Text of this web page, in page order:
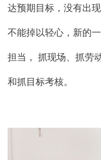
达预期目标，没有出
不能掉以轻心，新的
担当， 抓现场、抓劳
和抓目标考核。